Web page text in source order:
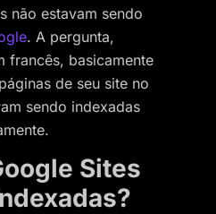
não estavam sendo
. A pergunta,
francês, basicamente
de seu site no
sendo indexadas
Sites